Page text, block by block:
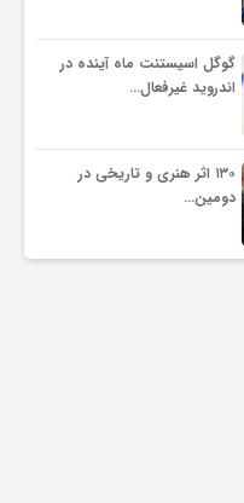
اعلام
گوگل اسیستنت ماه آینده در
اندروید غیرفعال…
۱۳۰ اثر هنری و تاریخی در
دومین…